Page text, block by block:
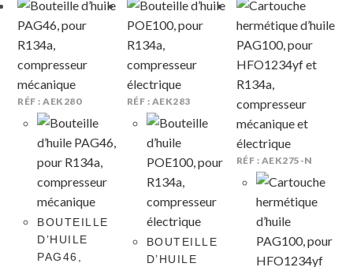
RÉF : AEK280
BOUTEILLE
D’HUILE
PAG46,
RÉF : AEK283
BOUTEILLE
D’HUILE
RÉF : AEK275-N